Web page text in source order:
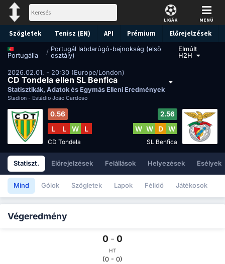
LIGÁK MENÜ
Szögletek Tenisz (EN) API Prémium Előrejelzések
Portugália / Portugál labdarúgó-bajnokság (első
osztály)
Elmúlt
H2H
2026.02.01. - 20:30 (Europe/London)
CD Tondela ellen SL Benfica
Statisztikák, Adatok és Egymás Elleni Eredmények
Stadion - Estádio João Cardoso
0.56
L L W L
CD Tondela
2.56
W W D W
SL Benfica
Statiszt. Előrejelzések Felállások Helyezések Esélyek
Mind Gólok Szögletek Lapok Félidő Játékosok
Végeredmény
0 - 0
HT
(0 - 0)